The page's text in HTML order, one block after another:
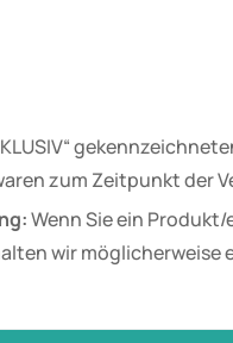
zum Zeitpunkt der
Wenn Sie ein
wir möglicherweise